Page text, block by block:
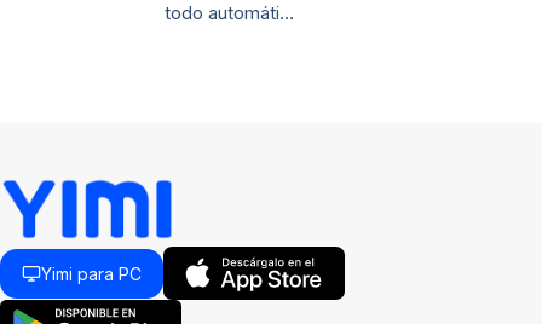
todo automáti…
Yimi para PC